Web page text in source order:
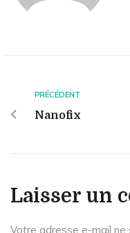
PRÉCÉDENT
Nanofix
Laisser un
Votre adresse e-mail ne